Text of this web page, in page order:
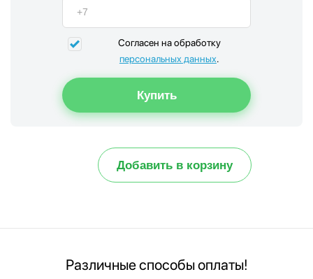
Согласен на обработку
персональных данных.
Добавить в корзину
Различные способы оплаты!